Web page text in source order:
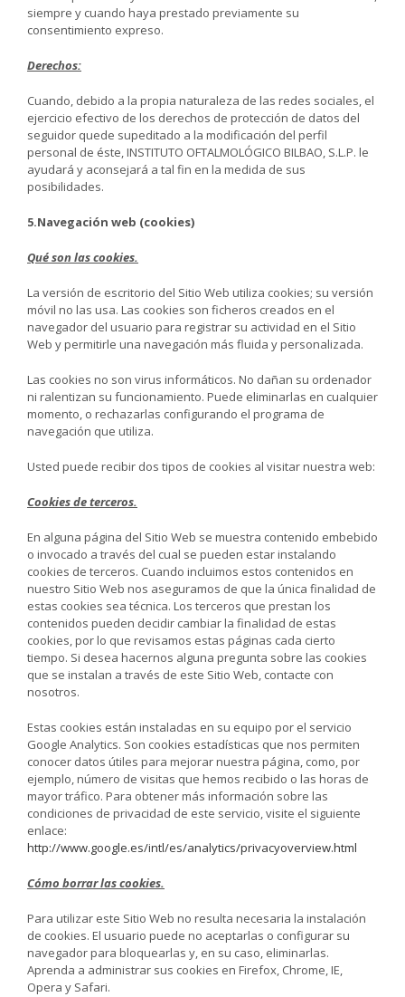
siempre y cuando haya prestado previamente su
consentimiento expreso.
Derechos:
Cuando, debido a la propia naturaleza de las redes sociales, el
ejercicio efectivo de los derechos de protección de datos del
seguidor quede supeditado a la modificación del perfil
personal de éste, INSTITUTO OFTALMOLÓGICO BILBAO, S.L.P. le
ayudará y aconsejará a tal fin en la medida de sus
posibilidades.
5.Navegación web (cookies)
Qué son las cookies.
La versión de escritorio del Sitio Web utiliza cookies; su versión
móvil no las usa. Las cookies son ficheros creados en el
navegador del usuario para registrar su actividad en el Sitio
Web y permitirle una navegación más fluida y personalizada.
Las cookies no son virus informáticos. No dañan su ordenador
ni ralentizan su funcionamiento. Puede eliminarlas en cualquier
momento, o rechazarlas configurando el programa de
navegación que utiliza.
Usted puede recibir dos tipos de cookies al visitar nuestra web:
Cookies de terceros.
En alguna página del Sitio Web se muestra contenido embebido
o invocado a través del cual se pueden estar instalando
cookies de terceros. Cuando incluimos estos contenidos en
nuestro Sitio Web nos aseguramos de que la única finalidad de
estas cookies sea técnica. Los terceros que prestan los
contenidos pueden decidir cambiar la finalidad de estas
cookies, por lo que revisamos estas páginas cada cierto
tiempo. Si desea hacernos alguna pregunta sobre las cookies
que se instalan a través de este Sitio Web, contacte con
nosotros.
Estas cookies están instaladas en su equipo por el servicio
Google Analytics. Son cookies estadísticas que nos permiten
conocer datos útiles para mejorar nuestra página, como, por
ejemplo, número de visitas que hemos recibido o las horas de
mayor tráfico. Para obtener más información sobre las
condiciones de privacidad de este servicio, visite el siguiente
enlace:
http://www.google.es/intl/es/analytics/privacyoverview.html
Cómo borrar las cookies.
Para utilizar este Sitio Web no resulta necesaria la instalación
de cookies. El usuario puede no aceptarlas o configurar su
navegador para bloquearlas y, en su caso, eliminarlas.
Aprenda a administrar sus cookies en Firefox, Chrome, IE,
Opera y Safari.